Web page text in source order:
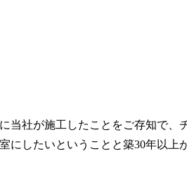
当社が施工したことをご存知で、
にしたいということと築30年以上